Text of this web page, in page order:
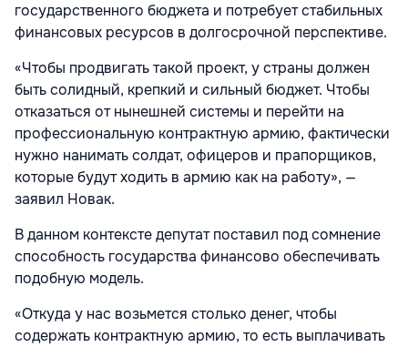
государственного бюджета и потребует стабильных
финансовых ресурсов в долгосрочной перспективе.
«Чтобы продвигать такой проект, у страны должен
быть солидный, крепкий и сильный бюджет. Чтобы
отказаться от нынешней системы и перейти на
профессиональную контрактную армию, фактически
нужно нанимать солдат, офицеров и прапорщиков,
которые будут ходить в армию как на работу», —
заявил Новак.
В данном контексте депутат поставил под сомнение
способность государства финансово обеспечивать
подобную модель.
«Откуда у нас возьмется столько денег, чтобы
содержать контрактную армию, то есть выплачивать